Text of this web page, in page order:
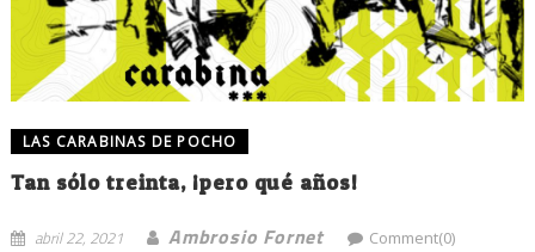
LAS CARABINAS DE POCHO
Tan sólo treinta, ¡pero qué años!
abril 22, 2021 Ambrosio Fornet Comment(0)